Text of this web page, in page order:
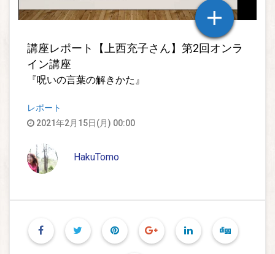
講座レポート【上西充子さん】第2回オンラ
イン講座
『呪いの言葉の解きかた』
レポート
2021年2月15日(月) 00:00
HakuTomo